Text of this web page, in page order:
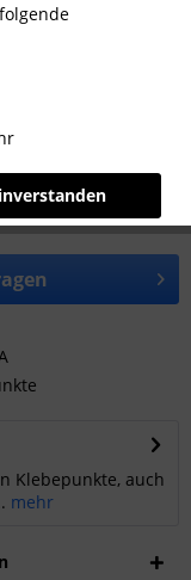
Klebepunkte, auch
mehr